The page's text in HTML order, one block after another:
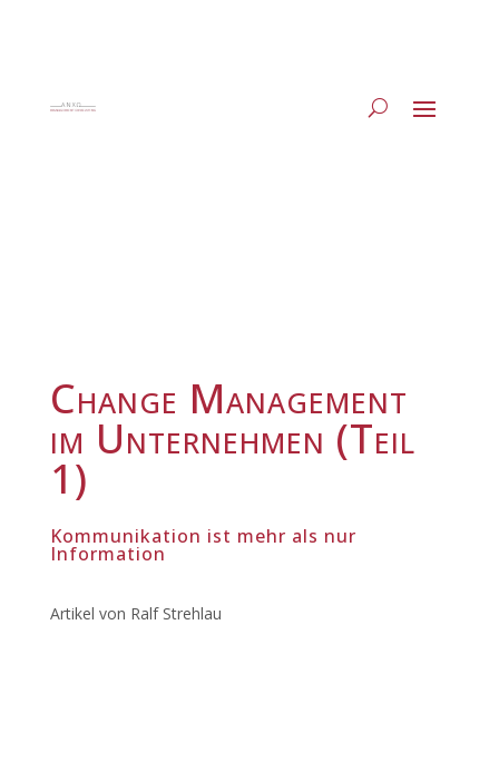
Change Management
im Unternehmen (Teil
1)
Kommunikation ist mehr als nur
Information
Artikel von Ralf Strehlau